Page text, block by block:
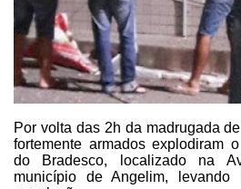
Por volta das 2h da madrugada
fortemente armados explodiram
do Bradesco, localizado na
município de Angelim, levando